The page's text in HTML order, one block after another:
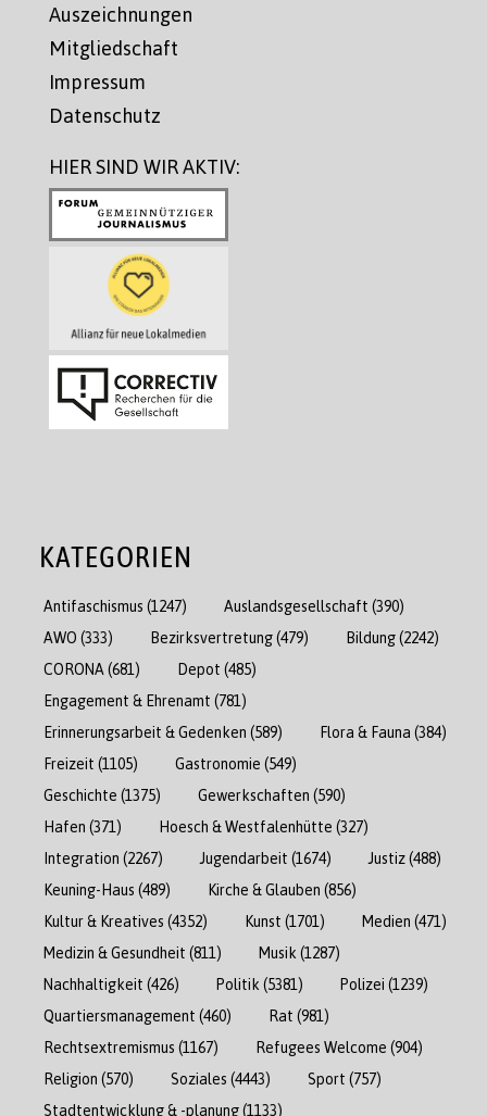
Auszeichnungen
Mitgliedschaft
Impressum
Datenschutz
HIER SIND WIR AKTIV:
KATEGORIEN
Antifaschismus (1247) Auslandsgesellschaft (390)
AWO (333) Bezirksvertretung(479) Bildung(2242)
CORONA (681) Depot (485)
Engagement & Ehrenamt (781)
Erinnerungsarbeit & Gedenken (589) Flora & Fauna (384)
Freizeit (1105) Gastronomie (549)
Geschichte (1375) Gewerkschaften (590)
Hafen (371) Hoesch & Westfalenhütte (327)
Integration (2267) Jugendarbeit (1674) Justiz(488)
Keuning-Haus (489) Kirche & Glauben (856)
Kultur & Kreatives (4352) Kunst (1701) Medien (471)
Medizin & Gesundheit (811) Musik (1287)
Nachhaltigkeit (426) Politik (5381) Polizei (1239)
Quartiersmanagement (460) Rat (981)
Rechtsextremismus (1167) Refugees Welcome (904)
Religion (570) Soziales (4443) Sport (757)
Stadtentwicklung & -planung(1133)